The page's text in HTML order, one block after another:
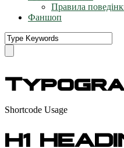
Правила
Фаншоп
Shortcode Usage
H1